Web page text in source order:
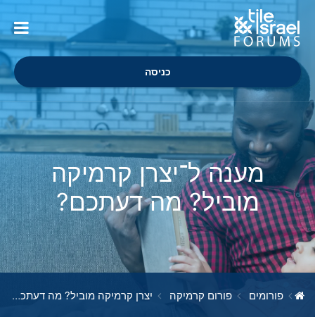
כניסה
מענה ל־יצרן קרמיקה
מוביל? מה דעתכם?
פורומים פורום קרמיקה יצרן קרמיקה מוביל? מה דעתכם?